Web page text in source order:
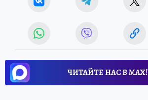
ЧИТАЙТЕ НАС В МАХ!